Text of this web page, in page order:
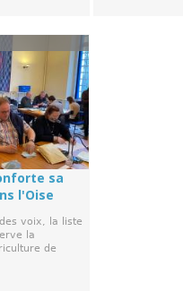
sa
l'Oise
voix, la liste
la
de